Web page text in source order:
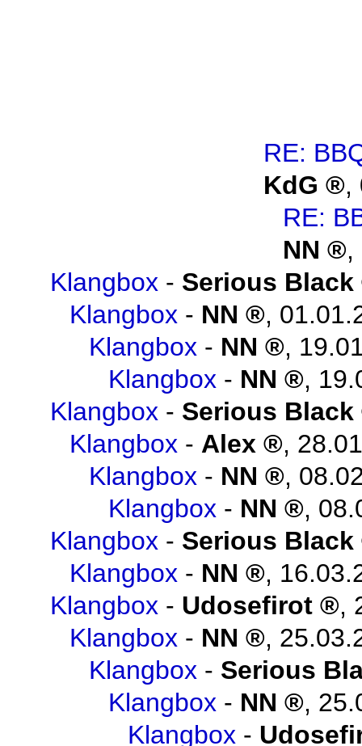
RE:
KdG
,
RE:
NN
,
Klangbox - Serious Black
Klangbox - NN ,
Klangbox - NN ,
Klangbox - NN ,
Klangbox - Serious Black
Klangbox - Alex ,
Klangbox - NN ,
Klangbox - NN ,
Klangbox - Serious Black
Klangbox - NN ,
Klangbox - Udosefirot ,
Klangbox - NN ,
Klangbox - Serious
Klangbox - NN ,
Klangbox -